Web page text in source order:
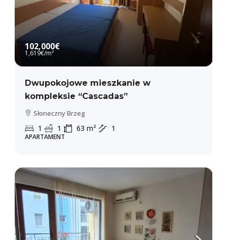
102,000€
1,619€/m²
Dwupokojowe mieszkanie w
kompleksie “Cascadas”
Słoneczny Brzeg
1 1 63 m² 1
APARTAMENT